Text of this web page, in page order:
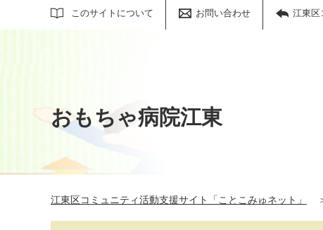
このサイトについて お問い合わせ 江東区
サイト内検索
おもちゃ病院江東
江東区コミュニティ活動支援サイト「ことこみゅネット」